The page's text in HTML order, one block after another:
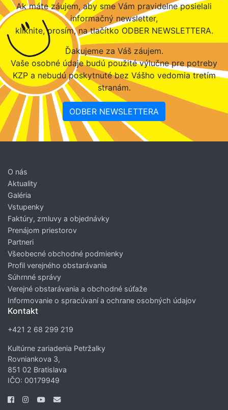
Ak máte záujem, aby sme Vám pravidelne posielali
informačný newsletter,
kliknite, prosím, na tlačítko ODBER NEWSLETTERA.
Ďakujeme za Váš záujem.
Vaše osobné údaje budú použité výlučne pre potreby
KZP a nebudú poskytnuté bez Vášho vedomia tretím
stranám.
ODBER NEWSLETTERA
O nás
Aktuality
Galéria
Vstupenky
Faktúry, zmluvy a objednávky
Prenájom priestorov
Partneri
Všeobecné obchodné podmienky
Profil verejného obstarávania
Súhrnné správy
Verejné obstarávania a obchodné súťaže
Informovanie o spracúvaní a ochrane osobných údajov
Kontakt
+421 2 68 299 219
Kultúrne zariadenia Petržalky
Rovniankova 3,
851 02 Bratislava
IČO: 00179949